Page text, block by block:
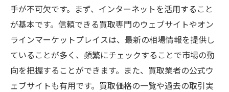
手が不可欠です。まず、インターネットを活用すること
が基本です。信頼できる買取専門のウェブサイトやオン
ラインマーケットプレイスは、最新の相場情報を提供し
ていることが多く、頻繁にチェックすることで市場の動
向を把握することができます。また、買取業者の公式ウ
ェブサイトも有用です。買取価格の一覧や過去の取引実